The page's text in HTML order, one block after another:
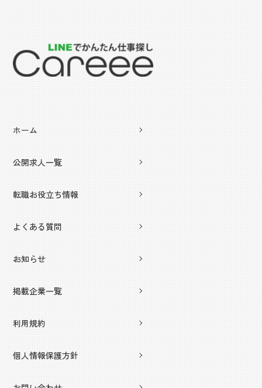
ホーム
公開求人一覧
転職お役立ち情報
よくある質問
お知らせ
掲載企業一覧
利用規約
個人情報保護方針